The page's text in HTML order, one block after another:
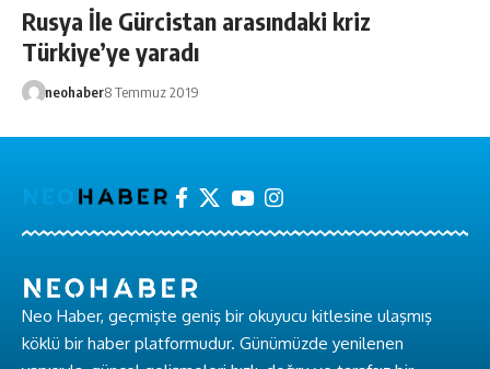
Rusya İle Gürcistan arasındaki kriz
Türkiye’ye yaradı
neohaber8 Temmuz 2019
Neo Haber, geçmişte geniş bir okuyucu kitlesine ulaşmış
köklü bir haber platformudur. Günümüzde yenilenen